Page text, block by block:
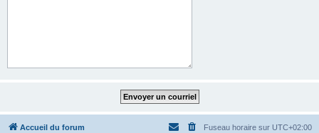
Accueil du forum Fuseau horaire sur UTC+02:00